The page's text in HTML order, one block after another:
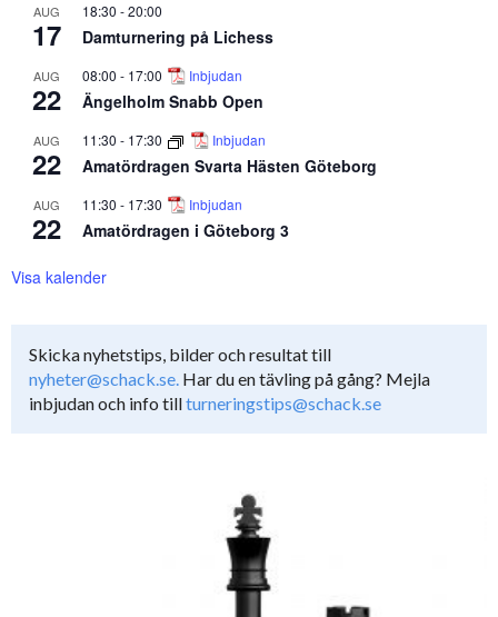
AUG
17
18:30 -20:00
Damturnering på Lichess
AUG
22
08:00 - 17:00 Inbjudan
Ängelholm Snabb Open
AUG
22
11:30 - 17:30 Inbjudan
Amatördragen Svarta Hästen Göteborg
AUG
22
11:30 - 17:30 Inbjudan
Amatördragen i Göteborg 3
Visa kalender
Skicka nyhetstips, bilder och resultat till
nyheter@schack.se. Har du en tävling på gång? Mejla
inbjudan och info tillturneringstips@schack.se